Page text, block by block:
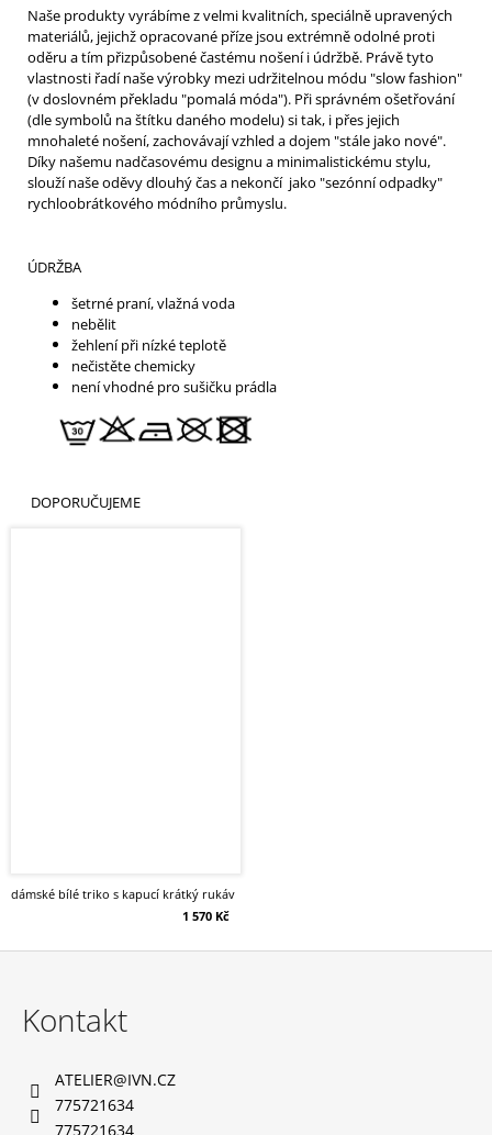
Naše produkty vyrábíme z velmi kvalitních, speciálně upravených
materiálů, jejichž opracované příze jsou extrémně odolné proti
oděru a tím přizpůsobené častému nošení i údržbě. Právě tyto
vlastnosti řadí naše výrobky mezi udržitelnou módu "slow fashion"
(v doslovném překladu "pomalá móda"). Při správném ošetřování
(dle symbolů na štítku daného modelu) si tak, i přes jejich
mnohaleté nošení, zachovávají vzhled a dojem "stále jako nové".
Díky našemu nadčasovému designu a minimalistickému stylu,
slouží naše oděvy dlouhý čas a nekončí jako "sezónní odpadky"
rychloobrátkového módního průmyslu.
ÚDRŽBA
šetrné praní, vlažná voda
nebělit
žehlení při nízké teplotě
nečistěte chemicky
není vhodné pro sušičku prádla
DOPORUČUJEME
dámské bílé triko s kapucí krátký rukáv
1 570 Kč
Kontakt
ATELIER@IVN.CZ
775721634
775721634